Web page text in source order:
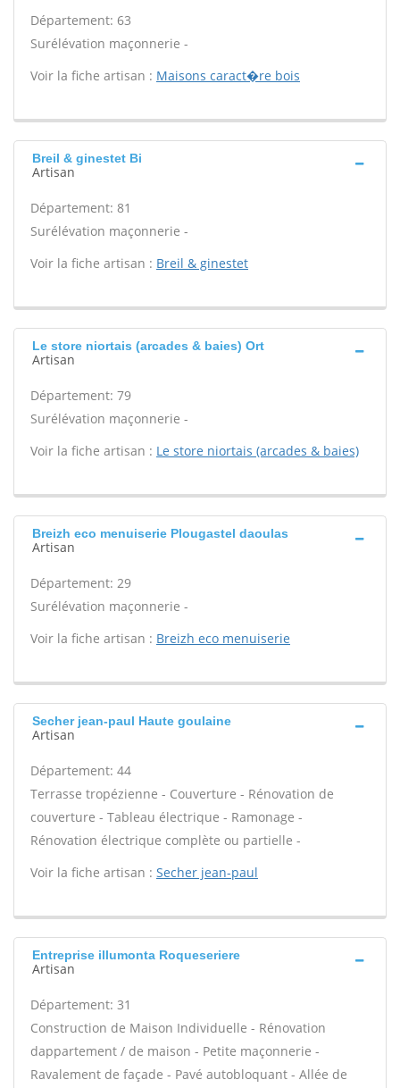
Département: 63
Surélévation maçonnerie -
Voir la fiche artisan : Maisons caract�re bois
Breil & ginestet Bi
Artisan
Département: 81
Surélévation maçonnerie -
Voir la fiche artisan : Breil & ginestet
Le store niortais (arcades & baies) Ort
Artisan
Département: 79
Surélévation maçonnerie -
Voir la fiche artisan : Le store niortais (arcades & baies)
Breizh eco menuiserie Plougastel daoulas
Artisan
Département: 29
Surélévation maçonnerie -
Voir la fiche artisan : Breizh eco menuiserie
Secher jean-paul Haute goulaine
Artisan
Département: 44
Terrasse tropézienne - Couverture - Rénovation de
couverture - Tableau électrique - Ramonage -
Rénovation électrique complète ou partielle -
Voir la fiche artisan : Secher jean-paul
Entreprise illumonta Roqueseriere
Artisan
Département: 31
Construction de Maison Individuelle - Rénovation
dappartement / de maison - Petite maçonnerie -
Ravalement de façade - Pavé autobloquant - Allée de